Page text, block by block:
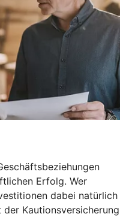
Erfolg. Wer
dabei natürlich
Kautionsversicherung